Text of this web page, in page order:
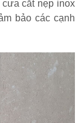
cưa cắt nẹp inox
bảo các cạnh